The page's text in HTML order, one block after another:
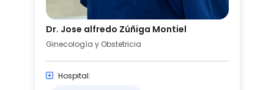
Dr. Jose alfredo Zúñiga Montiel
Ginecología y Obstetricia
Hospital: